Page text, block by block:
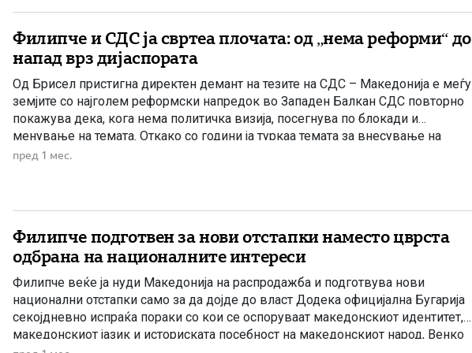
Филипче и СДС ја свртеа плочата: од „нема реформи“ до
напад врз дијаспората
Од Брисел пристигна директен демант на тезите на СДС – Македонија е меѓу
земјите со најголем реформски напредок во Западен Балкан СДС повторно
покажува дека, кога нема политичка визија, посегнува по блокади и
менување на темата. Откако со години ја туркаа темата за внесување на
Бугарите во Уставот без јасни и цврсти гаранции за Македонија, […]
пред 1 мес.
Филипче подготвен за нови отстапки наместо цврста
одбрана на националните интереси
Филипче веќе ја нуди Македонија на распродажба и подготвува нови
национални отстапки само за да дојде до власт Додека официјална Бугарија
секојдневно испраќа пораки со кои се оспоруваат македонскиот идентитет,
македонскиот јазик и историската посебност на македонскиот народ, Венко